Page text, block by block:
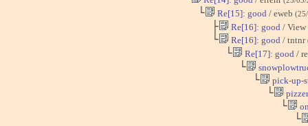
└ Re[15]: good / eweb
├ Re[16]: good /
└ Re[16]: good / tntnr
└ Re[17]: good /
└
└ pick-up-
└
└
└